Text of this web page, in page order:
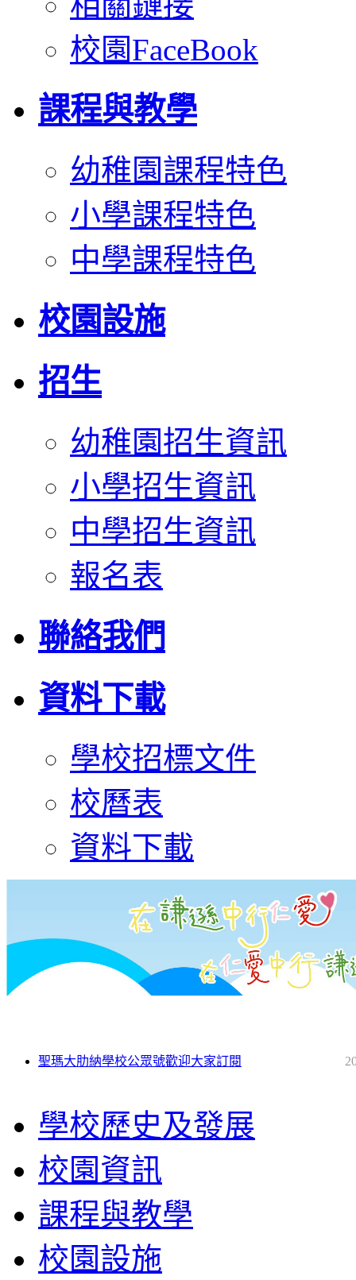
校園FaceBook
課程與教學
幼稚園課程特色
小學課程特色
中學課程特色
校園設施
招生
幼稚園招生資訊
小學招生資訊
中學招生資訊
報名表
聯絡我們
資料下載
學校招標文件
校曆表
資料下載
聖瑪大肋納學校公眾號歡迎大家訂閱
學校歷史及發展
校園資訊
課程與教學
校園設施